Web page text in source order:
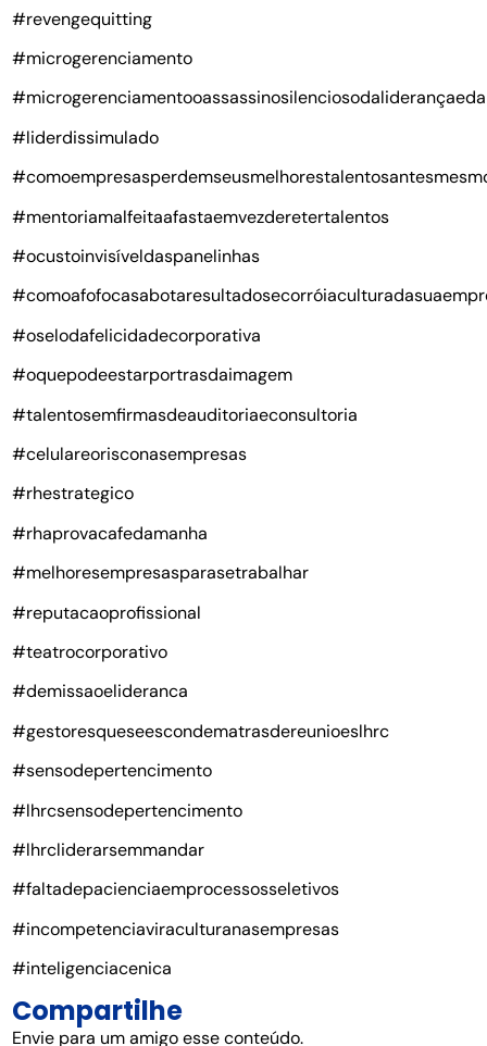
#revengequitting
#microgerenciamento
#liderdissimulado
#mentoriamalfeitaafastaemvezderetertalentos
#ocustoinvisíveldaspanelinhas
#oselodafelicidadecorporativa
#oquepodeestarportrasdaimagem
#talentosemfirmasdeauditoriaeconsultoria
#celulareorisconasempresas
#rhestrategico
#rhaprovacafedamanha
#melhoresempresasparasetrabalhar
#reputacaoprofissional
#teatrocorporativo
#demissaoelideranca
#gestoresqueseescondematrasdereunioeslhrc
#sensodepertencimento
#lhrcsensodepertencimento
#lhrcliderarsemmandar
#faltadepacienciaemprocessosseletivos
#incompetenciaviraculturanasempresas
#inteligenciacenica
Compartilhe
Envie para um amigo esse conteúdo.